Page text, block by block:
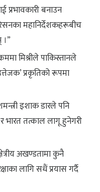
बनाउन
महानिर्देशकहरूबीच
।”
मिश्रीले पाकिस्तानले
प्रकृतिको रूपमा
इशाक डारले पनि
र भारत तत्काल लागू हुनेगरी
अखण्डतामा कुनै
लागि सधैं प्रयास गर्दै